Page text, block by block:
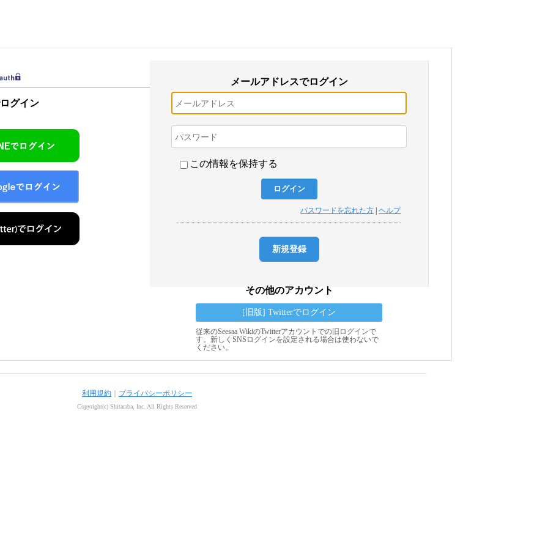
グイン
メールアドレスでログイン
この情報を保持する
パスワードを忘れた方 |ヘルプ
新規登録
その他のアカウント
[旧版] Twitterでログイン
従来のSeesaa WikiのTwitterアカウントでの旧ログインで
す。新しくSNSログインを設定される場合は使わないで
ください。
利用規約 プライバシーポリシー
Copyright(c) Shitaraba, Inc. All Rights Reserved